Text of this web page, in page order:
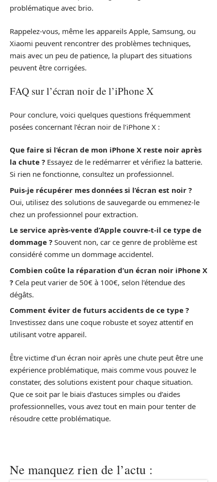
problématique avec brio.
Rappelez-vous, même les appareils Apple, Samsung, ou
Xiaomi peuvent rencontrer des problèmes techniques,
mais avec un peu de patience, la plupart des situations
peuvent être corrigées.
FAQ sur l’écran noir de l’iPhone X
Pour conclure, voici quelques questions fréquemment
posées concernant l’écran noir de l’iPhone X :
Que faire si l’écran de mon iPhone X reste noir après
la chute ? Essayez de le redémarrer et vérifiez la batterie.
Si rien ne fonctionne, consultez un professionnel.
Puis-je récupérer mes données si l’écran est noir ?
Oui, utilisez des solutions de sauvegarde ou emmenez-le
chez un professionnel pour extraction.
Le service après-vente d’Apple couvre-t-il ce type de
dommage ? Souvent non, car ce genre de problème est
considéré comme un dommage accidentel.
Combien coûte la réparation d’un écran noir iPhone X
? Cela peut varier de 50€ à 100€, selon l’étendue des
dégâts.
Comment éviter de futurs accidents de ce type ?
Investissez dans une coque robuste et soyez attentif en
utilisant votre appareil.
Être victime d’un écran noir après une chute peut être une
expérience problématique, mais comme vous pouvez le
constater, des solutions existent pour chaque situation.
Que ce soit par le biais d’astuces simples ou d’aides
professionnelles, vous avez tout en main pour tenter de
résoudre cette problématique.
Ne manquez rien de l’actu :